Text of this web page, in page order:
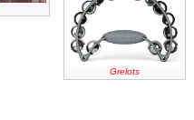
Grelots